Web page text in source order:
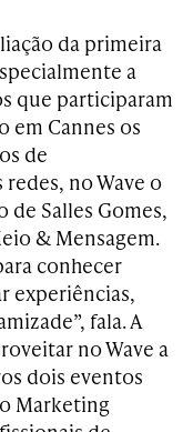
da primeira
a
que participaram
em Cannes os
de
no Wave o
Salles Gomes,
& Mensagem.
conhecer
experiências,
fala. A
no Wave a
dois eventos
Marketing